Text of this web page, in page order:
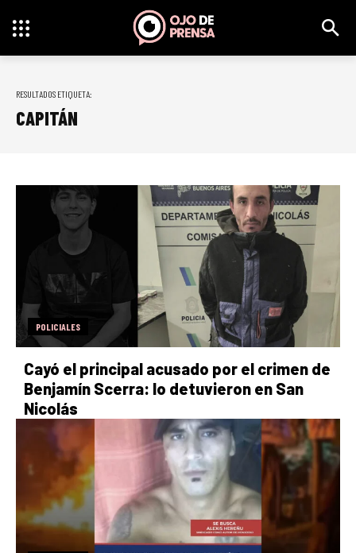
RESULTADOS ETIQUETA:
CAPITÁN
POLICIALES
Cayó el principal acusado por el crimen de
Benjamín Scerra: lo detuvieron en San
Nicolás